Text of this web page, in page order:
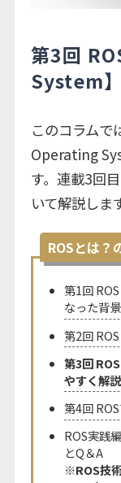
第3回
System
このコラム
Operating
す。連載3回
いて解説しま
ROSとは？
第1回
なった背景
第2回
第3回
やすく解説
第4回
ROS実践
とQ＆A
※ROS技